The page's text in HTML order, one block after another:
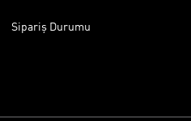
Sipariş Durumu